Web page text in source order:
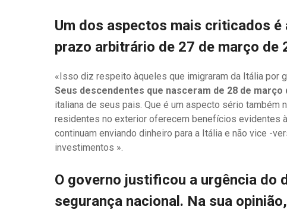
Um dos aspectos mais criticados
prazo arbitrário de 27 de março de
«Isso diz respeito àqueles que imigraram da Itália por
Seus descendentes que nasceram de 28 de março
italiana de seus pais. Que é um aspecto sério
residentes no exterior oferecem benefícios evidentes
continuam enviando dinheiro para a Itália e não vice -
investimentos ».
O governo justificou a urgência do
segurança nacional. Na sua